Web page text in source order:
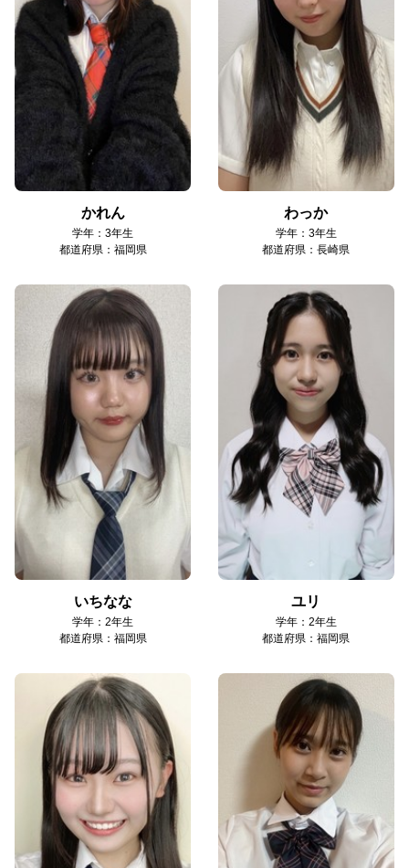
かれん
学年：3年生
都道府県：福岡県
わっか
学年：3年生
都道府県：長崎県
いちなな
学年：2年生
都道府県：福岡県
ユリ
学年：2年生
都道府県：福岡県